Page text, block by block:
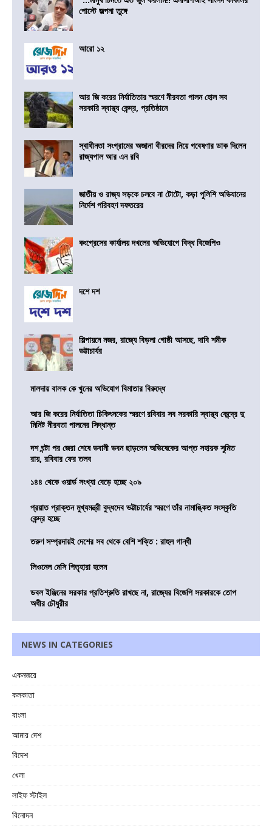
পোস্টে জল্পনা তুঙ্গে
আরো ১২
আর জি করের নির্যাতিতার স্মরণে নীরবতা পালন হোল সব
সরকারি স্বাস্থ্য কেন্দ্র, প্রতিষ্ঠানে
স্বাধীনতা সংগ্রামের অজানা বীরদের নিয়ে গবেষণার ডাক দিলেন
রাজ্যপাল আর এন রবি
জাতীয় ও রাজ্য সড়কে চলবে না টোটো, কড়া পুলিশি অভিযানের
নির্দেশ পরিবহণ দফতরের
কংগ্রেসের কার্যালয় দখলের অভিযোগে বিদ্ধ বিজেপিও
দশে দশ
শিল্পায়নে নজর, রাজ্যে বিড়লা গোষ্ঠী আসছে, দাবি শমীক
ভট্টাচার্যর
মালদায় বালক কে খুনের অভিযোগ বিমাতার বিরুদ্ধে
আর জি করের নির্যাতিতা চিকিৎসকের স্মরণে রবিবার সব সরকারি স্বাস্থ্য কেন্দ্রে দু
মিনিট নীরবতা পালনের সিদ্ধান্ত
দশ ঘন্টা পর জেরা শেষে ভবানী ভবন ছাড়লেন অভিষেকের আপ্ত সহায়ক সুমিত
রায়, রবিবার ফের তলব
১৪৪ থেকে ওয়ার্ড সংখ্যা বেড়ে হচ্ছে ২০৯
প্রয়াত প্রাক্তন মুখ্যমন্ত্রী বুদ্ধদেব ভট্টাচার্যের স্মরণে তাঁর নামাঙ্কিত সংস্কৃতি
কেন্দ্র হচ্ছে
তরুণ সম্প্রদায়ই দেশের সব থেকে বেশি শক্তি : রাহুল গান্ধী
লিওনেল মেসি পিতৃহারা হলেন
ডবল ইঞ্জিনের সরকার প্রতিশ্রুতি রাখছে না, রাজ্যের বিজেপি সরকারকে তোপ
অধীর চৌধুরীর
NEWS IN CATEGORIES
একনজরে
কলকাতা
বাংলা
আমার দেশ
বিদেশ
খেলা
লাইফ স্টাইল
বিনোদন